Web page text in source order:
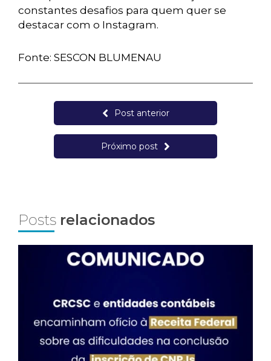
constantes desafios para quem quer se
destacar com o Instagram.
Fonte: SESCON BLUMENAU
Post anterior
Próximo post
Posts relacionados